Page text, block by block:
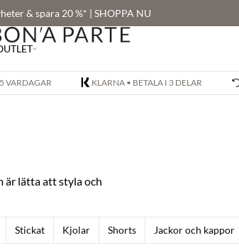
& spara 20 %* | SHOPPA NU
VARDAGAR KLARNA • BETALA I 3 DELAR
är lätta att styla och
Stickat Kjolar Shorts Jackor och kappor